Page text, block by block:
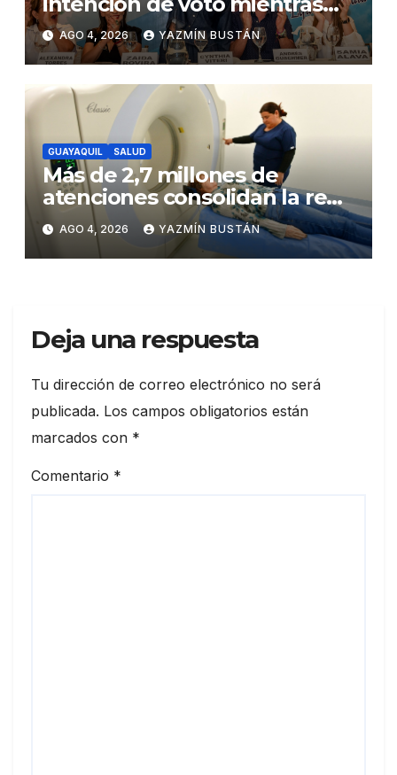
Andrés Guschmer muestra
un destacado crecimiento,
según AtlasIntel
AGO 4, 2026 YAZMÍN BUSTÁN
GUAYAQUIL SALUD
Más de 2,7 millones de
atenciones consolidan la red
municipal de salud
AGO 4, 2026 YAZMÍN BUSTÁN
Deja una respuesta
Tu dirección de correo electrónico no será
publicada. Los campos obligatorios están
marcados con *
Comentario *